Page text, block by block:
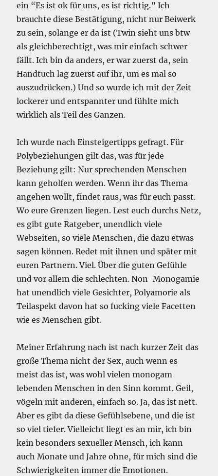
ein “Es ist ok für uns, es ist richtig.” Ich
brauchte diese Bestätigung, nicht nur Beiwerk
zu sein, solange er da ist (Twin sieht uns btw
als gleichberechtigt, was mir einfach schwer
fällt. Ich bin da anders, er war zuerst da, sein
Handtuch lag zuerst auf ihr, um es mal so
auszudrücken.) Und so wurde ich mit der Zeit
lockerer und entspannter und fühlte mich
wirklich als Teil des Ganzen.
Ich wurde nach Einsteigertipps gefragt. Für
Polybeziehungen gilt das, was für jede
Beziehung gilt: Nur sprechenden Menschen
kann geholfen werden. Wenn ihr das Thema
angehen wollt, findet raus, was für euch passt.
Wo eure Grenzen liegen. Lest euch durchs Netz,
es gibt gute Ratgeber, unendlich viele
Webseiten, so viele Menschen, die dazu etwas
sagen können. Redet mit ihnen und später mit
euren Partnern. Viel. Über die guten Gefühle
und vor allem die schlechten. Non-Monogamie
hat unendlich viele Gesichter, Polyamorie als
Teilaspekt davon hat so fucking viele Facetten
wie es Menschen gibt.
Meiner Erfahrung nach ist nach kurzer Zeit das
große Thema nicht der Sex, auch wenn es
meist das ist, was wohl vielen monogam
lebenden Menschen in den Sinn kommt. Geil,
vögeln mit anderen, einfach so. Ja, das ist nett.
Aber es gibt da diese Gefühlsebene, und die ist
so viel tiefer. Vielleicht liegt es an mir, ich bin
kein besonders sexueller Mensch, ich kann
auch Monate und Jahre ohne, für mich sind die
Schwierigkeiten immer die Emotionen.